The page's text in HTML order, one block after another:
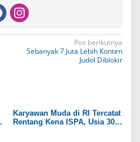
Pos berikutnya
Sebanyak 7 Juta Lebih Konten
Judol Diblokir
Karyawan Muda di RI Tercatat
Rentang Kena ISPA, Usia 30